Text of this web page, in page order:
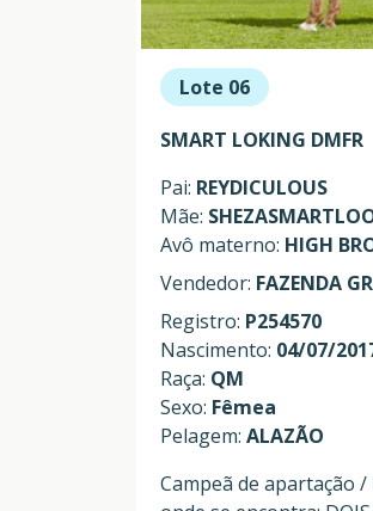
Lote 06
SMART LOKING DMFR
Pai: REYDICULOUS
Mãe:
Avô materno: HIGH
Vendedor: FAZENDA
Registro: P254570
Nascimento: 04/07/
Raça: QM
Sexo: Fêmea
Pelagem: ALAZÃO
Campeã de apartação